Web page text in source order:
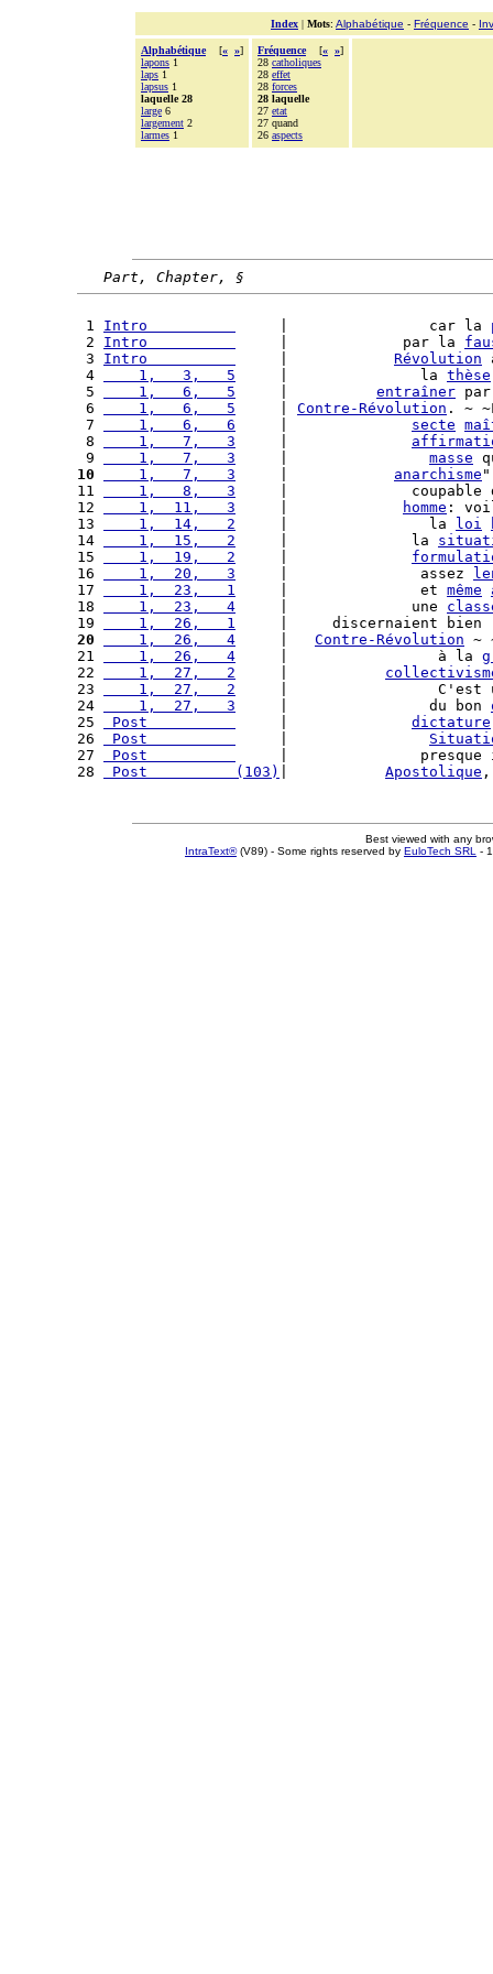
Index | Mots: Alphabétique - Fréquence -
Alphabétique [« »]
lapons 1
laps 1
lapsus 1
laquelle 28
large 6
largement 2
larmes 1
Fréquence [« »]
28 catholiques
28 effet
28 forces
28 laquelle
27 etat
27 quand
26 aspects
Part, Chapter, §
1 Intro
     |                car la
2 Intro
     |             par la
3 Intro Révolution
4
    1,   3,   5
     |               la
thèse
5
    1,   6,   5
entraîner
6
    1,   6,   5
Contre-Révolution . ~
7
    1,   6,   6
secte
8
    1,   7,   3
9
    1,   7,   3
masse
10
    1,   7,   3
anarchisme
11
    1,   8,   3
|              coupable
12
    1,  11,   3
homme :
13
    1,  14,   2
     |                la
loi
14
    1,  15,   2
     |              la
15
    1,  19,   2
16
    1,  20,   3
     |               assez
17
    1,  23,   1
     |               et
même
18
    1,  23,   4
     |              une
19
    1,  26,   1
|     discernaient
20
    1,  26,   4
Contre-Révolution ~
21
    1,  26,   4
     |                 à la
22
    1,  27,   2
23
    1,  27,   2
|                 C'est
24
    1,  27,   3
     |                du bon
25
Post
dictature
26
Post
27
Post
|
28
Post          (103) Apostolique
Best viewed with any
IntraText®(V89) - Some rights reserved by EuloTech SRL -